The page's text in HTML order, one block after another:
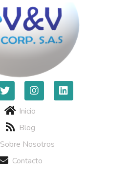
Inicio
Blog
Sobre Nosotros
Contacto